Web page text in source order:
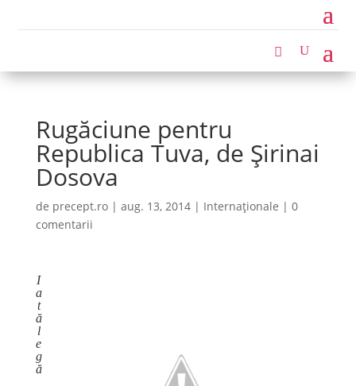
Rugăciune pentru
Republica Tuva, de Şirinai
Dosova
de precept.ro| aug. 13, 2014| Internaționale | 0
comentarii
I
a
t
ă
l
e
g
ă